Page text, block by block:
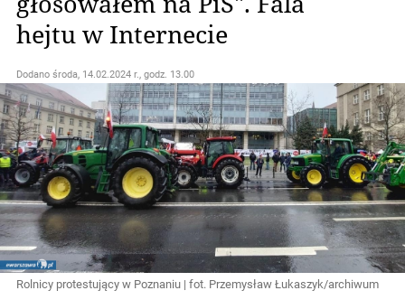
hejtu w Internecie
Dodano środa, 14.02.2024 r., godz. 13.00
Rolnicy protestujący w Poznaniu | fot. Przemysław Łukaszyk/archiwum